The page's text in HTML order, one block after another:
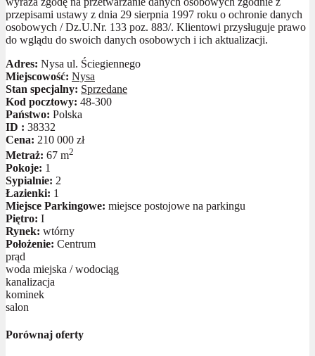
przepisami ustawy z dnia 29 sierpnia 1997 roku o ochronie danych
osobowych / Dz.U.Nr. 133 poz. 883/. Klientowi przysługuje prawo
do wglądu do swoich danych osobowych i ich aktualizacji.
Adres: Nysa ul. Ściegiennego
Miejscowość: Nysa
Stan specjalny: Sprzedane
Kod pocztowy: 48-300
Państwo: Polska
ID : 38332
Cena: 210 000 zł
Metraż: 67 m2
Pokoje: 1
Sypialnie: 2
Łazienki: 1
Miejsce Parkingowe: miejsce postojowe na parkingu
Piętro: I
Rynek: wtórny
Położenie: Centrum
prąd
woda miejska / wodociąg
kanalizacja
kominek
salon
Porównaj oferty